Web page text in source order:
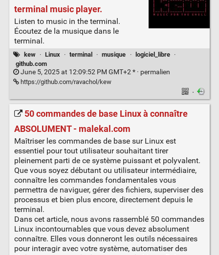
terminal music player.
Listen to music in the terminal.
Écoutez de la musique dans le
terminal.
kew · Linux · terminal · musique · logiciel_libre
·
github.com
June 5, 2025 at 12:09:52 PM GMT+2 * · permalien
https://github.com/ravachol/kew
·
50 commandes de base Linux à connaître
ABSOLUMENT - malekal.com
Maîtriser les commandes de base sur Linux est
essentiel pour tout utilisateur souhaitant tirer
pleinement parti de ce système puissant et polyvalent.
Que vous soyez débutant ou utilisateur intermédiaire,
connaître les commandes fondamentales vous
permettra de naviguer, gérer des fichiers, superviser des
processus et bien plus encore, directement depuis le
terminal.
Dans cet article, nous avons rassemblé 50 commandes
Linux incontournables que vous devez absolument
connaître. Elles vous donneront les outils nécessaires
pour interagir avec votre système, automatiser des